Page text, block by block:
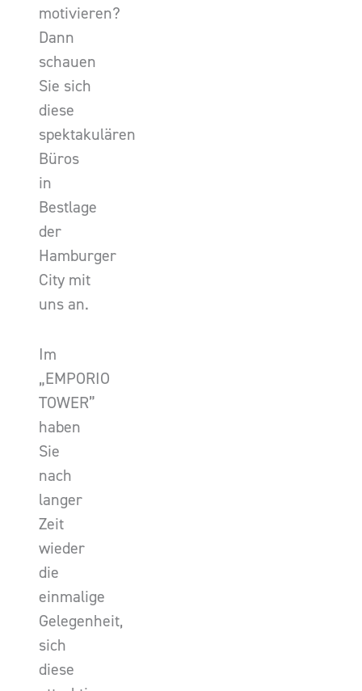
motivieren?
Dann
schauen
Sie sich
diese
spektakulären
Büros
in
Bestlage
der
Hamburger
City mit
uns an.
Im
„EMPORIO
TOWER”
haben
Sie
nach
langer
Zeit
wieder
die
einmalige
Gelegenheit,
sich
diese